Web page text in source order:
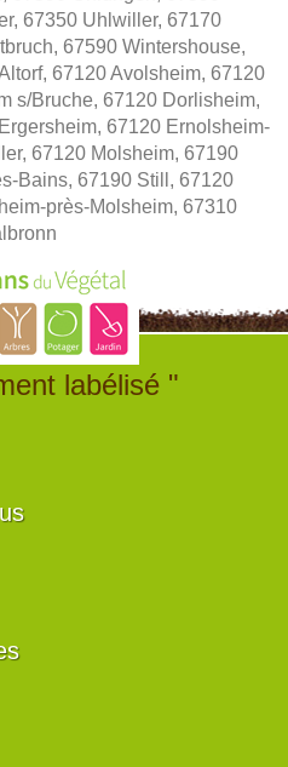
67350 Uhlwiller, 67170
67590 Wintershouse,
67120 Avolsheim, 67120
s/Bruche, 67120 Dorlisheim,
67120 Ernolsheim-
67120 Molsheim, 67190
Bains, 67190 Still, 67120
près-Molsheim, 67310
labélisé "